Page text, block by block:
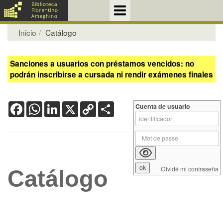
Inicio Catálogo
Sanciones a usuarios con préstamos vencidos: no
podrán inscribirse a cursada ni rendir exámenes finales
FacebookWhatsApp
LinkedIn
X Copy
Link
Catálogo
Cuenta de usuario
Olvidé mi contraseña